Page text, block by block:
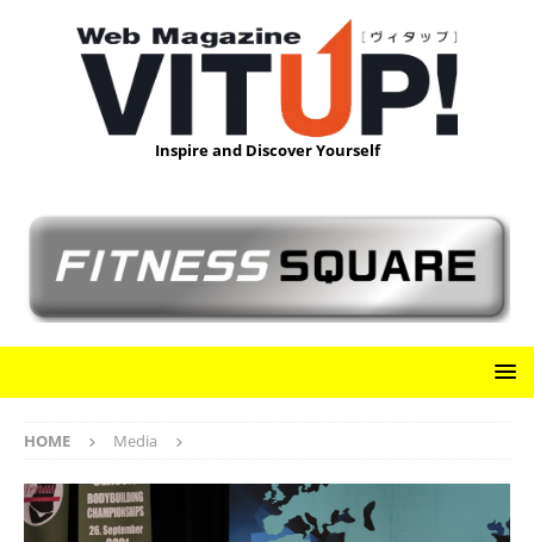
Inspire and Discover Yourself
HOME Media